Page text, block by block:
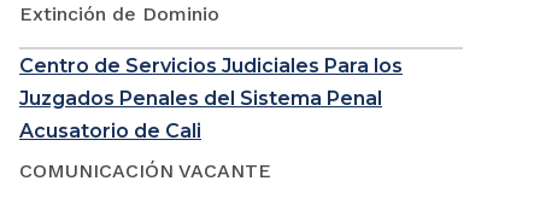
Extinción de Dominio
Centro de Servicios Judiciales Para los
Juzgados Penales del Sistema Penal
Acusatorio de Cali
COMUNICACIÓN VACANTE